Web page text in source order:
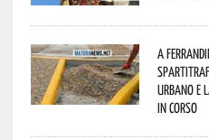
A
urbano e
in corso